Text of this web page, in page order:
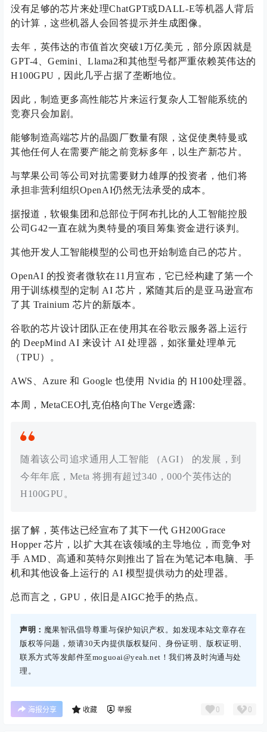
没有足够的芯片来处理ChatGPT或DALL-E等机器人背后
的计算，这些机器人会回答提示并生成图像。
去年，英伟达的市值首次突破1万亿美元，部分原因就是
GPT-4、Gemini、Llama2和其他型号都严重依赖英伟达的
H100GPU，因此几乎占据了垄断地位。
因此，制造更多高性能芯片来运行复杂人工智能系统的
竞赛只会加剧。
能够制造高端芯片的晶圆厂数量有限，这促使奥特曼或
其他任何人在需要产能之前竞标多年，以生产新芯片。
与苹果公司等公司对抗需要财力雄厚的投资者，他们将
承担非营利组织OpenAI仍然无法承受的成本。
据报道，软银集团和总部位于阿布扎比的人工智能控股
公司G42一直在就为奥特曼的项目筹集资金进行谈判。
其他开发人工智能模型的公司也开始制造自己的芯片。
OpenAI 的投资者微软在11月宣布，它已经构建了第一个
用于训练模型的定制 AI 芯片，紧随其后的是亚马逊宣布
了其 Trainium 芯片的新版本。
谷歌的芯片设计团队正在使用其在谷歌云服务器上运行
的 DeepMind AI 来设计 AI 处理器，如张量处理单元
（TPU）。
AWS、Azure 和 Google 也使用 Nvidia 的 H100处理器。
本周，MetaCEO扎克伯格向The Verge透露:
随着该公司追求通用人工智能 （AGI） 的发展，到
今年年底，Meta 将拥有超过340，000个英伟达的
H100GPU。
据了解，英伟达已经宣布了其下一代 GH200Grace
Hopper 芯片，以扩大其在该领域的主导地位，而竞争对
手 AMD、高通和英特尔则推出了旨在为笔记本电脑、手
机和其他设备上运行的 AI 模型提供动力的处理器。
总而言之，GPU，依旧是AIGC抢手的热点。
声明： 魔果智讯倡导尊重与保护知识产权。如发现本站文章存在
版权等问题，烦请30天内提供版权疑问、身份证明、版权证明、
联系方式等发邮件至moguoai@yeah.net！我们将及时沟通与处
理。
海报分享 收藏 举报 0 0